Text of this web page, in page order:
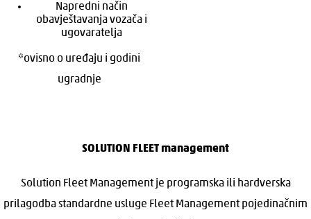
Napredni način
obavještavanja vozača i
ugovaratelja
*ovisno o uređaju i godini
ugradnje
SOLUTION FLEET management
Solution Fleet Management je programska ili hardverska
prilagodba standardne usluge Fleet Management pojedinačnim